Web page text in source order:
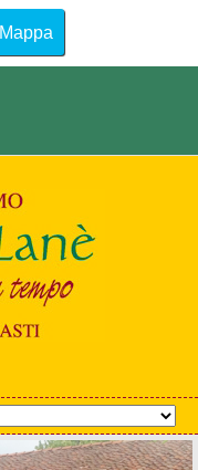
Mappa